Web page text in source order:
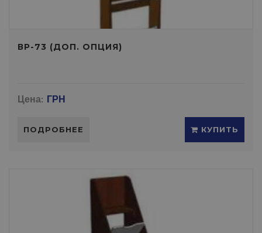
ВР-73 (ДОП. ОПЦИЯ)
Цена: ГРН
ПОДРОБНЕЕ КУПИТЬ